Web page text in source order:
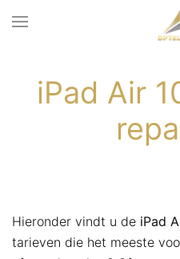
iPad Air
Hieronder vindt u de iPad
tarieven die het meeste